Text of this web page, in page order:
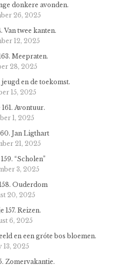
donkere avonden.
26, 2025
Van twee kanten.
12, 2025
Meepraten.
28, 2025
en de toekomst.
15, 2025
Avontuur.
1, 2025
Jan Ligthart
21, 2025
“Scholen”
3, 2025
Ouderdom
20, 2025
157. Reizen.
6, 2025
en een gróte bos bloemen.
13, 2025
Zomervakantie.